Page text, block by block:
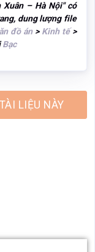
Xuân – Hà Nội" có
dung lượng file
đồ án> Kinh tế>
Bạc
NÀY